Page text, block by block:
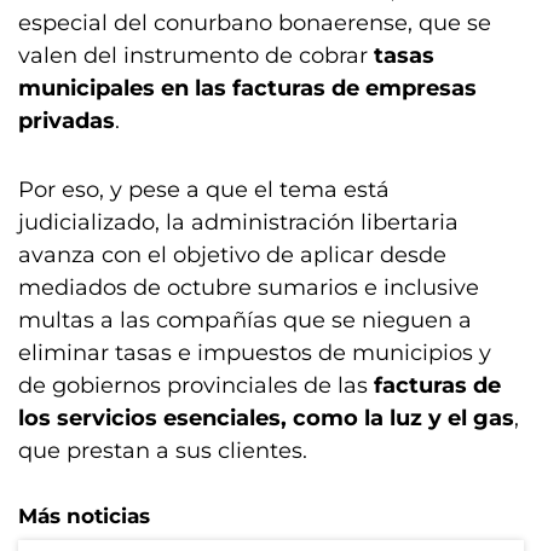
especial del conurbano bonaerense, que se
valen del instrumento de cobrar tasas
municipales en las facturas de empresas
privadas.
Por eso, y pese a que el tema está
judicializado, la administración libertaria
avanza con el objetivo de aplicar desde
mediados de octubre sumarios e inclusive
multas a las compañías que se nieguen a
eliminar tasas e impuestos de municipios y
de gobiernos provinciales de las facturas de
los servicios esenciales, como la luz y el gas,
que prestan a sus clientes.
Más noticias